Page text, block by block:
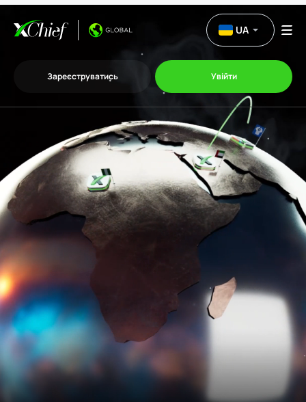
Платформи
Акції
Компанія
Партнерська програма
UA
Зареєструватись Увійти